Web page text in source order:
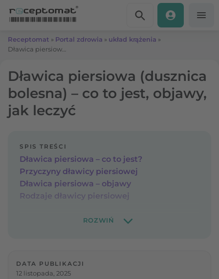
Receptomat » Portal zdrowia » układ krążenia »
Dławica piersiowa (dusznica
bolesna) – co to jest, objawy,
jak leczyć
SPIS TREŚCI
Dławica piersiowa – co to jest?
Przyczyny dławicy piersiowej
Dławica piersiowa – objawy
Rodzaje dławicy piersiowej
DATA PUBLIKACJI
12 listopada, 2025